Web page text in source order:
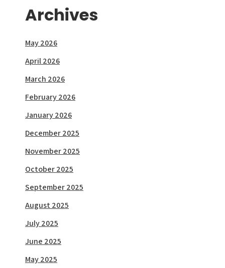
Archives
May 2026
April 2026
March 2026
February 2026
January 2026
December 2025
November 2025
October 2025
September 2025
August 2025
July 2025
June 2025
May 2025